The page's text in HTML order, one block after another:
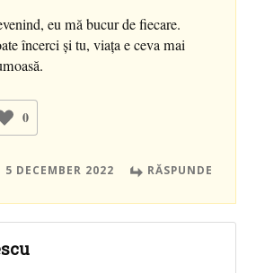
eu mă bucur de fiecare.
încerci și tu, viața e ceva mai
0
5 DECEMBER 2022 RĂSPUNDE